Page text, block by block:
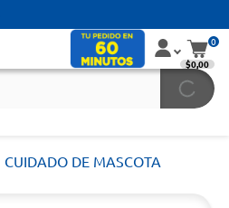
0
$0,00
CUIDADO DE MASCOTA